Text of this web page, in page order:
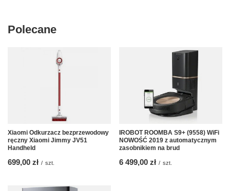
Polecane
Xiaomi Odkurzacz bezprzewodowy
ręczny Xiaomi Jimmy JV51
Handheld
699,00 zł / szt.
IROBOT ROOMBA S9+ (9558) WiFi
NOWOŚĆ 2019 z automatycznym
zasobnikiem na brud
6 499,00 zł / szt.